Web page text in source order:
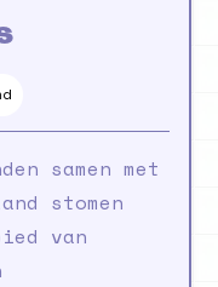
samen met
stomen
van